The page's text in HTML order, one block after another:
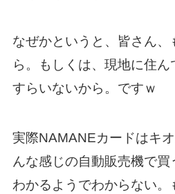
なぜかというと、皆さん
ら。もしくは、現地に住
すらいないから。ですｗ
実際NAMANEカードはキ
んな感じの自動販売機で
わかるようでわからない。